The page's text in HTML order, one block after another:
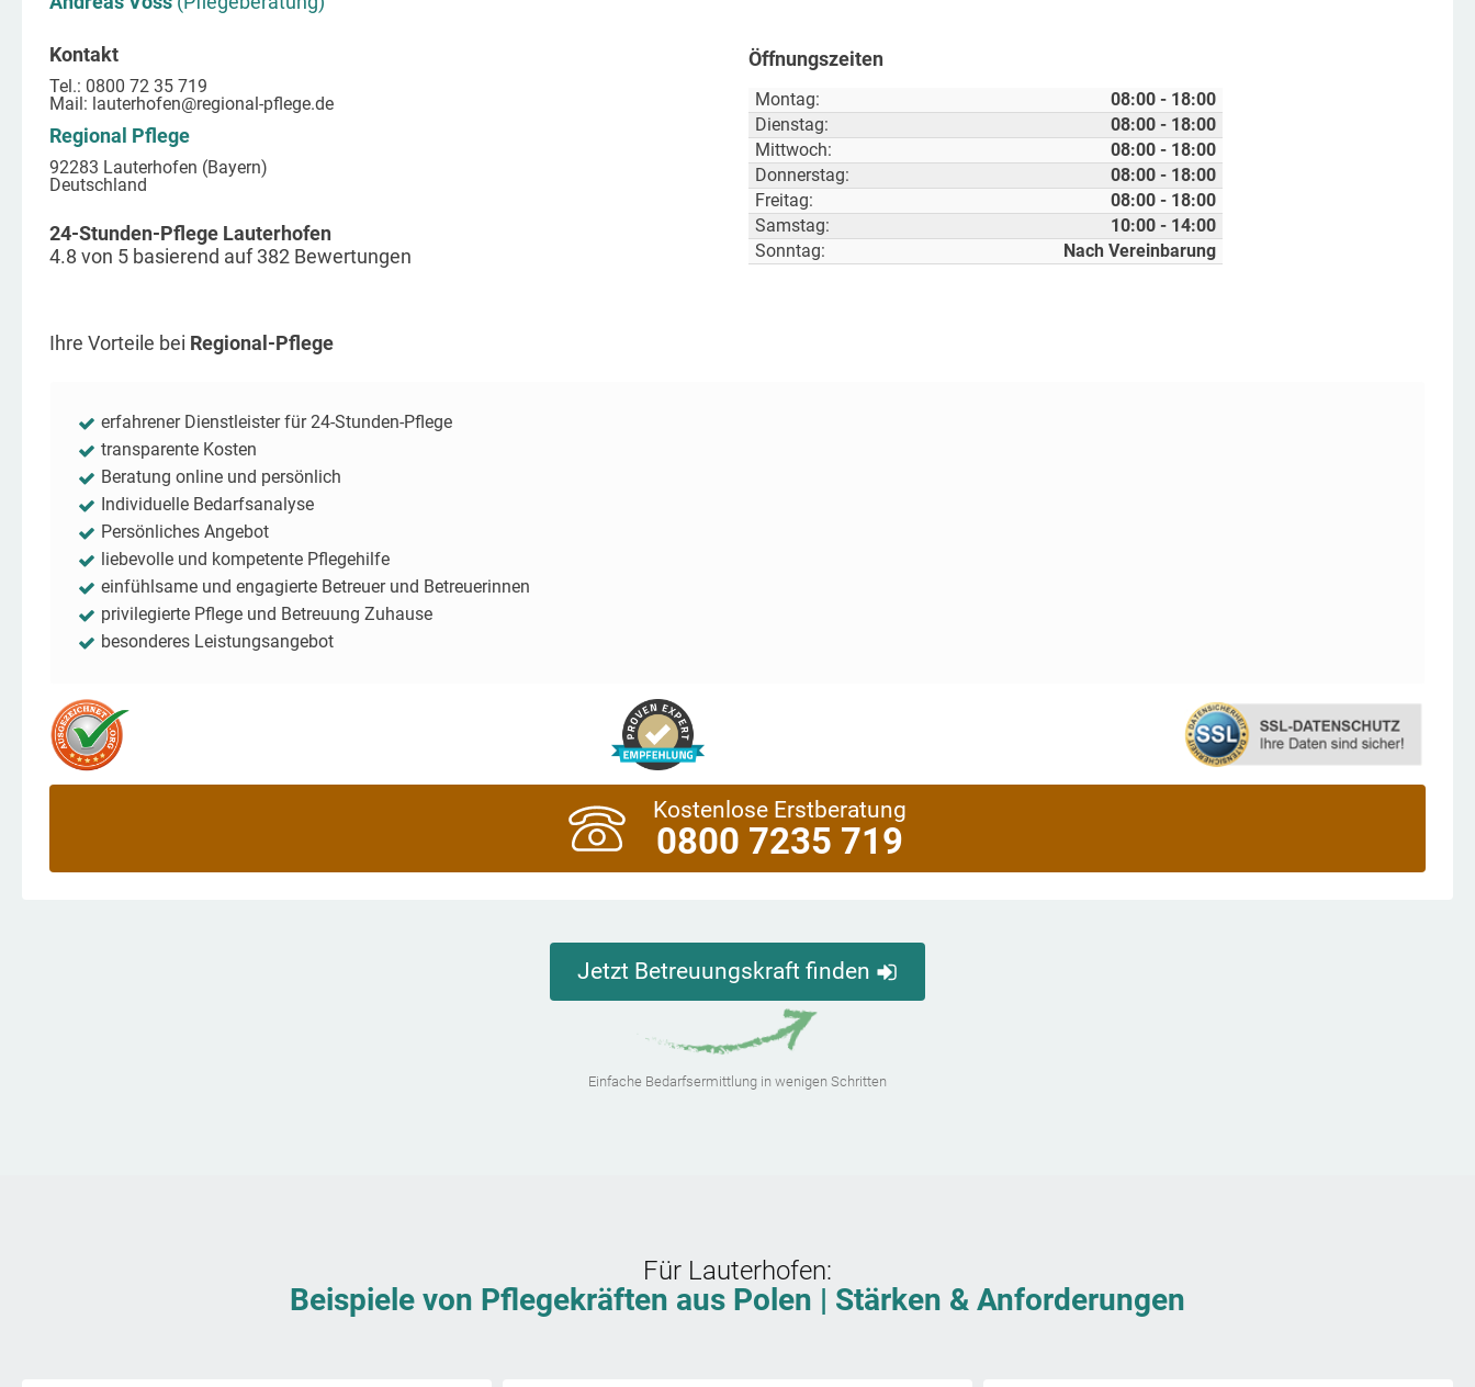
Kontakt
Tel.: 0800 72 35 719
Mail: lauterhofen@regional-pflege.de
Regional Pflege
92283 Lauterhofen (Bayern)
Deutschland
24-Stunden-Pflege Lauterhofen
4.8 von 5 basierend auf382 Bewertungen
Öffnungszeiten
Montag:
08:00 - 18:00
Dienstag:
08:00 - 18:00
Mittwoch:
08:00 - 18:00
Donnerstag:
08:00 - 18:00
Freitag:
08:00 - 18:00
Samstag:
10:00 - 14:00
Sonntag:
Nach Vereinbarung
Ihre Vorteile bei Regional-Pflege
erfahrener Dienstleister für 24-Stunden-Pflege
transparente Kosten
Beratung online und persönlich
Individuelle Bedarfsanalyse
Persönliches Angebot
liebevolle und kompetente Pflegehilfe
einfühlsame und engagierte Betreuer und Betreuerinnen
privilegierte Pflege und Betreuung Zuhause
besonderes Leistungsangebot
Kostenlose Erstberatung
0800 7235 719
Jetzt Betreuungskraft finden
Einfache Bedarfsermittlung in wenigen Schritten
Für Lauterhofen:
Beispiele von Pflegekräften aus Polen | Stärken & Anforderungen